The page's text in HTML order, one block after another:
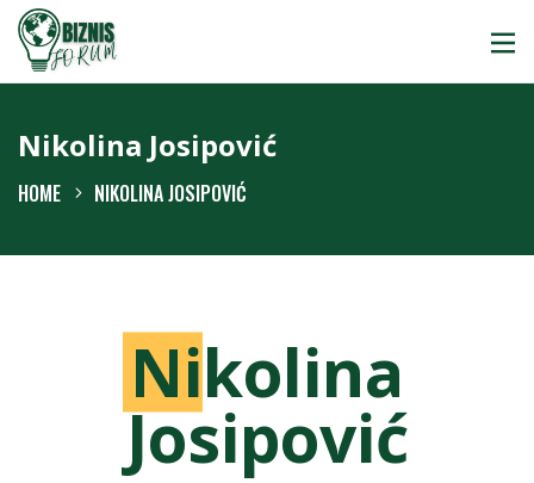
Nikolina Josipović
HOME NIKOLINA JOSIPOVIĆ
Nikolina
Josipović